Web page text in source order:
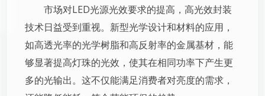
市场对LED光源光效要求的提高，高光效封装
技术日益受到重视。新型光学设计和材料的应用，
如高透光率的光学树脂和高反射率的金属基材，能
够显著提高灯珠的光效，使其在相同功率下产生更
多的光输出。这不仅能满足消费者对亮度的需求，